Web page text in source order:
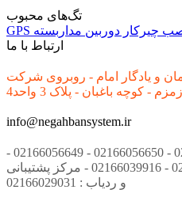
تگ‌های محبوب
GPS
چیرکار دوربین مداربسته
ارتباط با ما
و یادگار امام - روبروی شرکت
زمزم - کوچه باغبان - پلاک 3 واحد4
info@negahbansystem.ir
تلفن : 02166051812 02166051320 - 02166056650 - 02166056649 -
02166083677 - 02166023713 - 02166039916 - مرکز پشتیبانی GPS
و ردیاب : 02166029031